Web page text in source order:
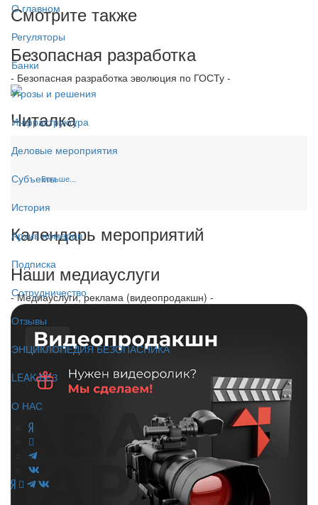
О главном
Регуляторы
Банки
Угрозы и решения
Инфраструктура
Деловые мероприятия
Субъекты
История
Архив номеров
Подписка
Сотрудничество
Отзывы
ЭНЦИКЛОПЕДИЯ БЕЗОПАСНИКА
LEAK-БЕЗ
О НАС
Смотрите также
Безопасная разработка
- Безопасная разработка эволюция по ГОСТу -
Читалка
Больше...
Календарь мероприятий
Наши медиауслуги
- Медиауслуги, реклама (видеопродакшн) -